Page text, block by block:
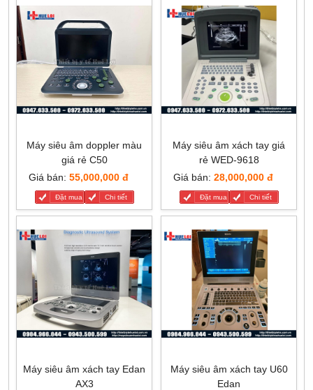
Máy siêu âm doppler màu
giá rẻ C50
Giá bán: 55,000,000 đ
Đặt mua Chi tiết
Máy siêu âm xách tay giá
rẻ WED-9618
Giá bán: 28,000,000 đ
Đặt mua Chi tiết
Máy siêu âm xách tay Edan
AX3
Máy siêu âm xách tay U60
Edan